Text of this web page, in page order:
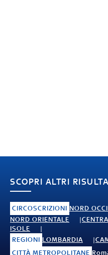
SCOPRI ALTRI
CIRCOSCRIZIONI NORD
NORD ORIENTALE
ISOLE
REGIONI LOMBARDIA
CITTÀ METROPOLITANE